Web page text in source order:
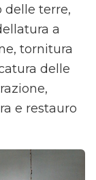
delle terre,
a
tornitura
delle
e restauro